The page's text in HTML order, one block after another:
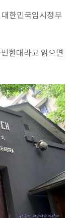
한민국임시정부
한대라고 읽으면